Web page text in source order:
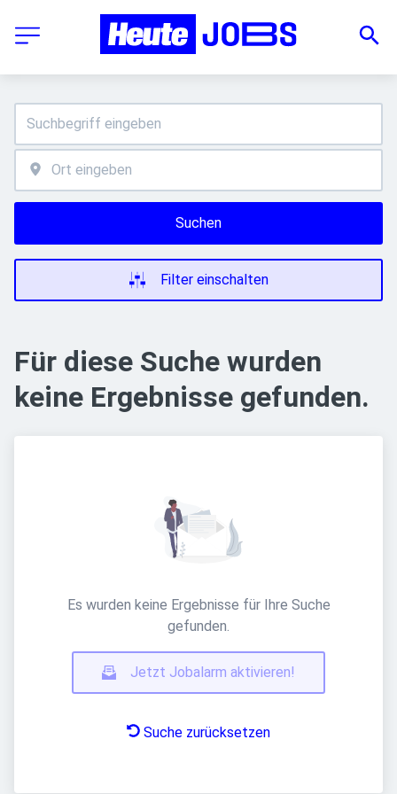
Suchen
Filter einschalten
Für diese Suche wurden
keine Ergebnisse gefunden.
Es wurden keine Ergebnisse für Ihre Suche
gefunden.
Jetzt Jobalarm aktivieren!
Suche zurücksetzen